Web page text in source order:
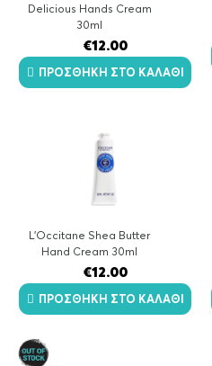
Delicious Hands Cream
30ml
€12.00
ΠΡΟΣΘΉΚΗ ΣΤΟ ΚΑΛΆΘΙ
L’Occitane Shea Butter
Hand Cream 30ml
€12.00
ΠΡΟΣΘΉΚΗ ΣΤΟ ΚΑΛΆΘΙ